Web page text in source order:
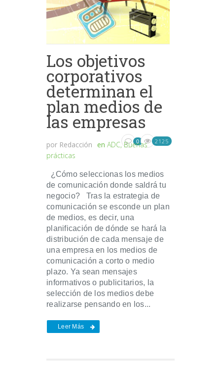
Los objetivos
corporativos
determinan el
plan medios de
las empresas
por Redacción en ADC,Buenas
prácticas
0 2125
¿Cómo seleccionas los medios
de comunicación donde saldrá tu
negocio? Tras la estrategia de
comunicación se esconde un plan
de medios, es decir, una
planificación de dónde se hará la
distribución de cada mensaje de
una empresa en los medios de
comunicación a corto o medio
plazo. Ya sean mensajes
informativos o publicitarios, la
selección de los medios debe
realizarse pensando en los...
Leer Más